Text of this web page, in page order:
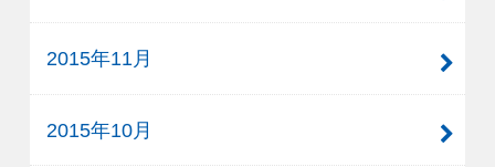
2015年11月
2015年10月